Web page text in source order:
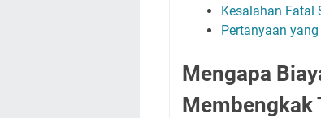
Kesalahan Fatal
Pertanyaan
Mengapa
Membengkak